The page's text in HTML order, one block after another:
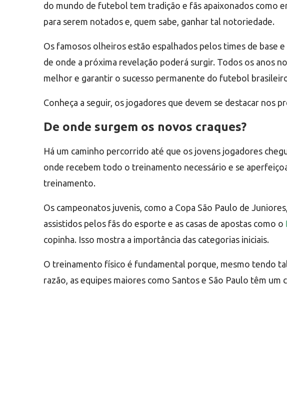
do mundo de futebol tem tradição e fãs apaixonados como
para serem notados e, quem sabe, ganhar tal notoriedade.
Os famosos olheiros estão espalhados pelos times de base
de onde a próxima revelação poderá surgir. Todos os anos
melhor e garantir o sucesso permanente do futebol
Conheça a seguir, os jogadores que devem se destacar nos
De onde surgem os novos craques?
Há um caminho percorrido até que os jovens jogadores
onde recebem todo o treinamento necessário e se
treinamento.
Os campeonatos juvenis, como a Copa São Paulo de
assistidos pelos fãs do esporte e as casas de apostas como o
copinha. Isso mostra a importância das categorias iniciais.
O treinamento físico é fundamental porque, mesmo tendo
razão, as equipes maiores como Santos e São Paulo têm